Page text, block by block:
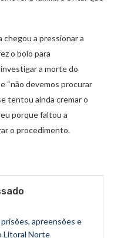
chegou a pressionar a
o bolo para
a morte do
“não devemos procurar
tentou ainda cremar o
porque faltou a
o procedimento.
apreensões e
Litoral Norte